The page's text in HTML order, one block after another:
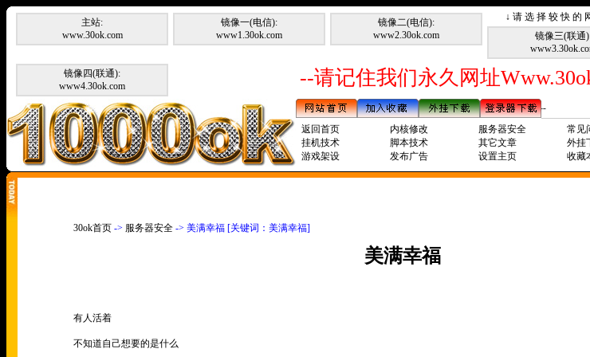
↓ 请 选 择 较 快 的
主站:
www.30ok.com
镜像一(电信):
www1.30ok.com
镜像二(电信):
www2.30ok.com
镜像三(联通
镜像四(联通):
www4.30ok.com
--请记住我们永久网址
返回首页
内核修改 服务器安全 常见
挂机技术
脚本技术 其它文章 外挂
游戏架设
发布广告 设置主页 收藏
30ok首页 -> 服务器安全 -> 美满幸福 [关键词：美满幸福]
美满幸福
有人活着
不知道自己想要的是什么